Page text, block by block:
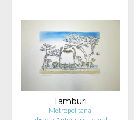
Tamburi
Metropolitana